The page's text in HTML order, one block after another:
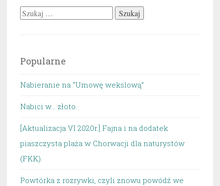
Szukaj:
Popularne
Nabieranie na “Umowę wekslową”
Nabici w... złoto.
[Aktualizacja VI 2020r.] Fajna i na dodatek
piaszczysta plaża w Chorwacji dla naturystów
(FKK).
Powtórka z rozrywki, czyli znowu powódź we